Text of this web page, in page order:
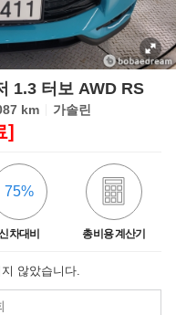
1.3 터보 AWD RS
km 가솔린
]
차대비
75%
총비용 계산기
않았습니다.